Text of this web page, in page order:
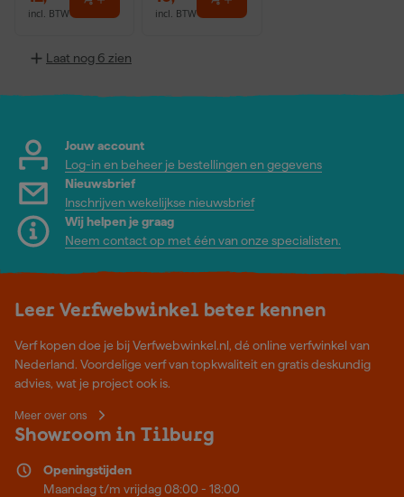
incl. BTW incl. BTW
Laat nog 6 zien
Jouw account
Log-in en beheer je bestellingen en gegevens
Nieuwsbrief
Inschrijven wekelijkse nieuwsbrief
Wij helpen je graag
Neem contact op met één van onze specialisten.
Leer Verfwebwinkel beter kennen
Verf kopen doe je bij Verfwebwinkel.nl, dé online verfwinkel van
Nederland. Voordelige verf van topkwaliteit en gratis deskundig
advies, wat je project ook is.
Meer over ons
Showroom in Tilburg
Openingstijden
Maandag t/m vrijdag 08:00 - 18:00